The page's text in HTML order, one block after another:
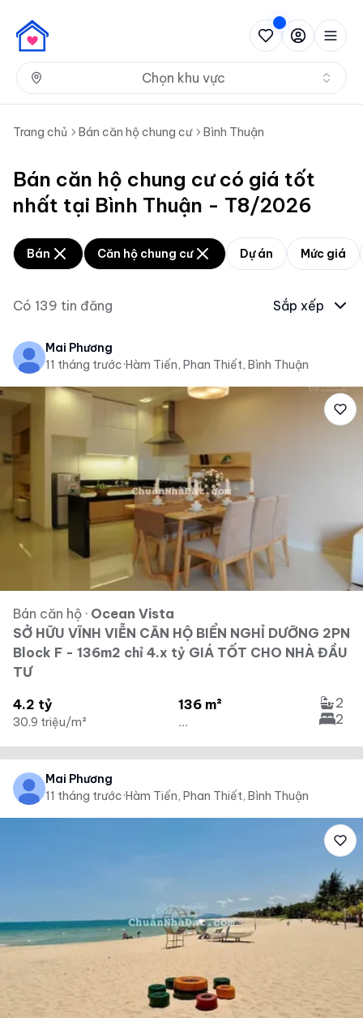
Chọn khu vực
Trang chủ Bán căn hộ chung cư Bình Thuận
Bán căn hộ chung cư có giá tốt
nhất tại Bình Thuận - T8/2026
Bán Căn hộ chung cư Dự án Mức giá
Có 139 tin đăng Sắp xếp
Mai Phương
11 tháng trước·Hàm Tiến, Phan Thiết, Bình Thuận
Bán căn hộ · Ocean Vista
SỞ HỮU VĨNH VIỄN CĂN HỘ BIỂN NGHỈ DƯỠNG 2PN
Block F - 136m2 chỉ 4.x tỷ GIÁ TỐT CHO NHÀ ĐẦU
TƯ
4.2 tỷ
30.9 triệu/m²
136 m²
...
2
2
Mai Phương
11 tháng trước·Hàm Tiến, Phan Thiết, Bình Thuận